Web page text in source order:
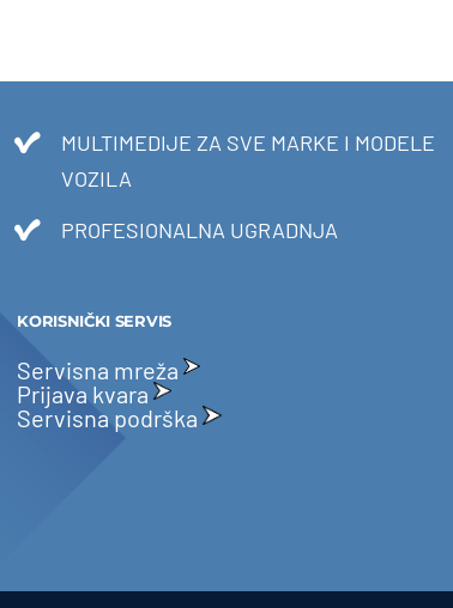
MULTIMEDIJE ZA SVE MARKE I MODELE
VOZILA
PROFESIONALNA UGRADNJA
KORISNIČKI SERVIS
Servisna mreža
Prijava kvara
Servisna podrška